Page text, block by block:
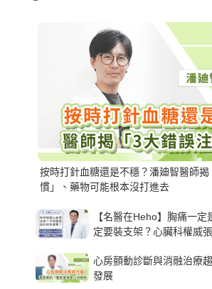
按時打針血糖還是不穩？潘廸智醫師
慣」、藥物可能根本沒打進去
【名醫在Heho】胸痛一定
定要裝支架？心臟科權威
心房顫動診斷與消融治療
發展